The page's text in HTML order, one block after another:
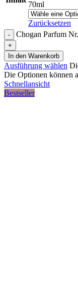
70ml
Zurücksetzen
Chogan Parfum
In den Warenkorb
Ausführung wählen
Die Optionen können
Schnellansicht
Bestseller